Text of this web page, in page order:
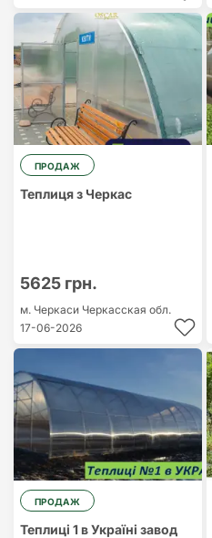
ПРОДАЖ
Теплиця з Черкас
5625 грн.
м. Черкаси Черкасская обл.
17-06-2026
ПРОДАЖ
Теплиці 1 в Україні завод